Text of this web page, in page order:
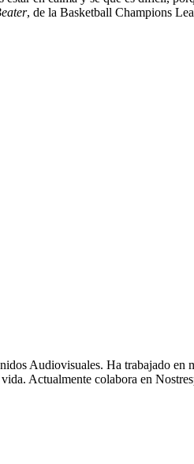
, de la Basketball Champions
Audiovisuales. Ha trabajado en
Actualmente colabora en